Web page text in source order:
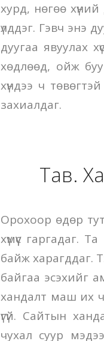
хурд, нөгөө
үлддэг. Гэвч энэ
дуугаа явуулах
хөдлөөд, ойж
хүндээ ч
захиалдаг.
Тав.
Орохоор өдөр
хүмүүс
байж харагддаг.
байгаа эсэхийг
хандалт маш их
үгүй. Сайтын
чухал суур